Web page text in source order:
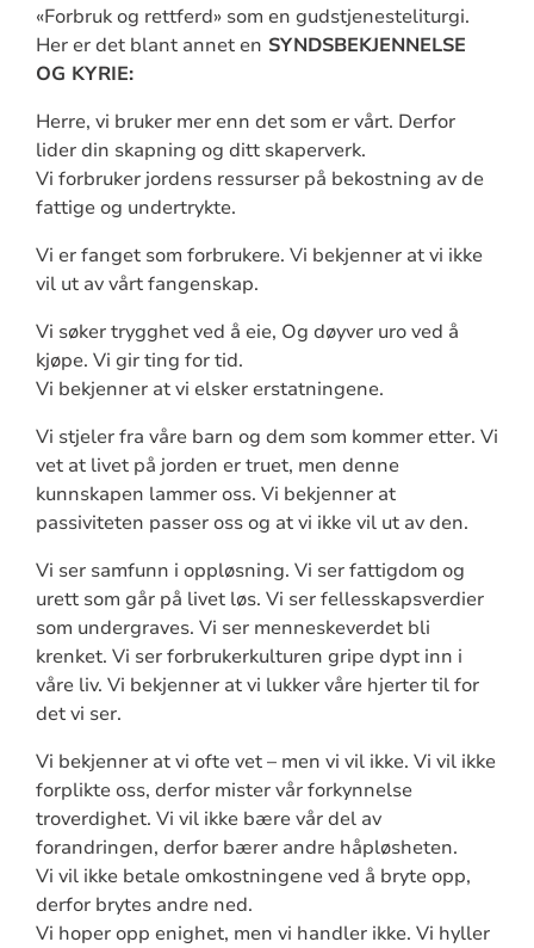
«Forbruk og rettferd» som en gudstjenesteliturgi.
Her er det blant annet en SYNDSBEKJENNELSE
OG KYRIE:
Herre, vi bruker mer enn det som er vårt. Derfor
lider din skapning og ditt skaperverk.
Vi forbruker jordens ressurser på bekostning av de
fattige og undertrykte.
Vi er fanget som forbrukere. Vi bekjenner at vi ikke
vil ut av vårt fangenskap.
Vi søker trygghet ved å eie, Og døyver uro ved å
kjøpe. Vi gir ting for tid.
Vi bekjenner at vi elsker erstatningene.
Vi stjeler fra våre barn og dem som kommer etter. Vi
vet at livet på jorden er truet, men denne
kunnskapen lammer oss. Vi bekjenner at
passiviteten passer oss og at vi ikke vil ut av den.
Vi ser samfunn i oppløsning. Vi ser fattigdom og
urett som går på livet løs. Vi ser fellesskapsverdier
som undergraves. Vi ser menneskeverdet bli
krenket. Vi ser forbrukerkulturen gripe dypt inn i
våre liv. Vi bekjenner at vi lukker våre hjerter til for
det vi ser.
Vi bekjenner at vi ofte vet – men vi vil ikke. Vi vil ikke
forplikte oss, derfor mister vår forkynnelse
troverdighet. Vi vil ikke bære vår del av
forandringen, derfor bærer andre håpløsheten.
Vi vil ikke betale omkostningene ved å bryte opp,
derfor brytes andre ned.
Vi hoper opp enighet, men vi handler ikke. Vi hyller